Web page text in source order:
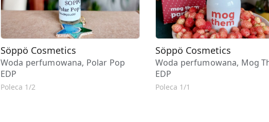
Söppö Cosmetics
Woda perfumowana, Polar Pop
EDP
Poleca 1/2
Söppö Cosmetics
Woda perfumowana, Mog
EDP
Poleca 1/1